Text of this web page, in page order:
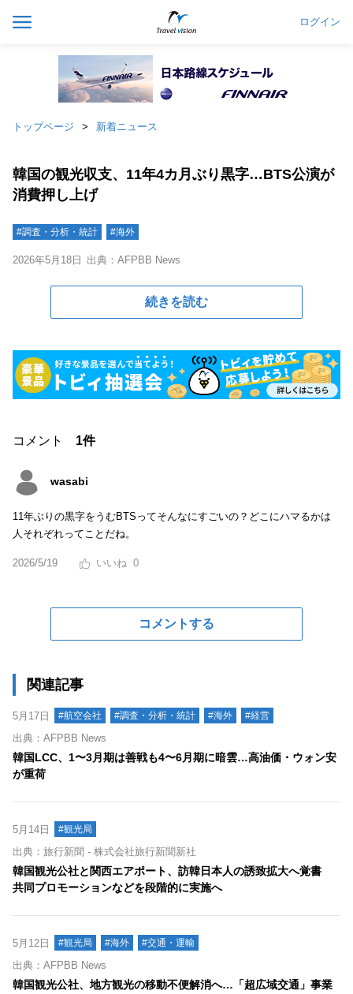
ログイン
トップページ 新着ニュース
韓国の観光収支、11年4カ月ぶり黒字…BTS公演が
消費押し上げ
#調査・分析・統計 #海外
2026年5月18日 出典：AFPBB News
続きを読む
コメント 1件
wasabi
11年ぶりの黒字をうむBTSってそんなにすごいの？どこにハマるかは
人それぞれってことだね。
2026/5/19 0
コメントする
関連記事
5月17日 #航空会社 #調査・分析・統計 #海外 #経営
出典：AFPBB News
韓国LCC、1〜3月期は善戦も4〜6月期に暗雲…高油価・ウォン安
が重荷
5月14日 #観光局
出典：旅行新聞 - 株式会社旅行新聞新社
韓国観光公社と関西エアポート、訪韓日本人の誘致拡大へ覚書
共同プロモーションなどを段階的に実施へ
5月12日 #観光局 #海外 #交通・運輸
出典：AFPBB News
韓国観光公社、地方観光の移動不便解消へ…「超広域交通」事業